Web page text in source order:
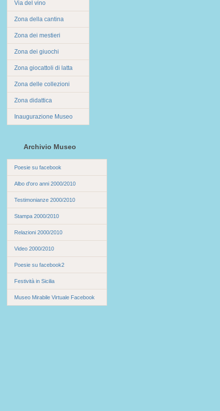
Via del vino
Zona della cantina
Zona dei mestieri
Zona dei giuochi
Zona giocattoli di latta
Zona delle collezioni
Zona didattica
Inaugurazione Museo
Archivio Museo
Poesie su facebook
Albo d'oro anni 2000/2010
Testimonianze 2000/2010
Stampa 2000/2010
Relazioni 2000/2010
Video 2000/2010
Poesie su facebook2
Festività in Sicilia
Museo Mirabile Virtuale Facebook